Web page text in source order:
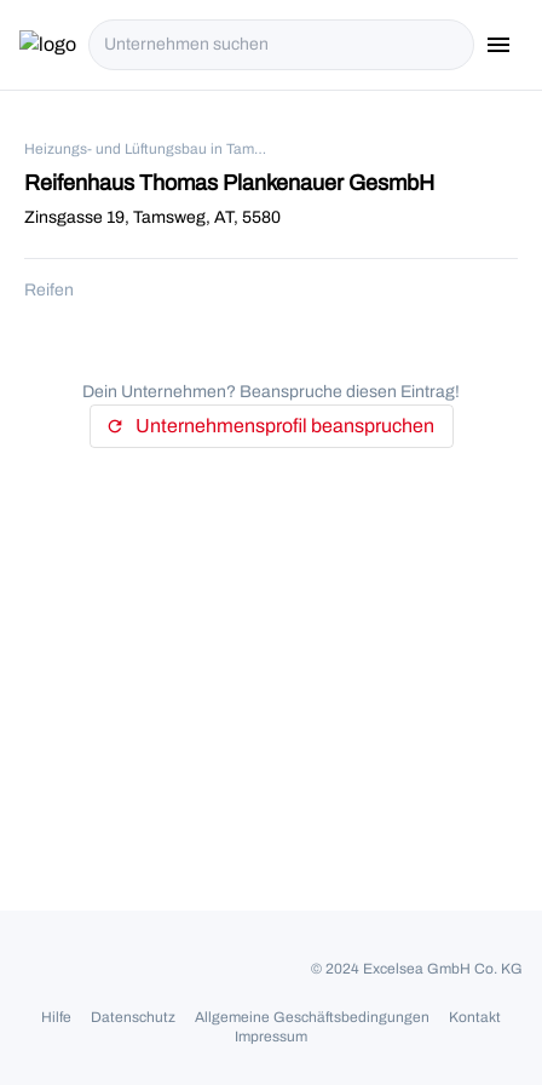
menu
Heizungs- und Lüftungsbau in Tamsweg
Reifenhaus Thomas Plankenauer GesmbH
Zinsgasse 19, Tamsweg, AT, 5580
Reifen
Dein Unternehmen? Beanspruche diesen Eintrag!
refresh Unternehmensprofil beanspruchen
© 2024 Excelsea GmbH Co. KG
Hilfe Datenschutz Allgemeine Geschäftsbedingungen
Kontakt
Impressum